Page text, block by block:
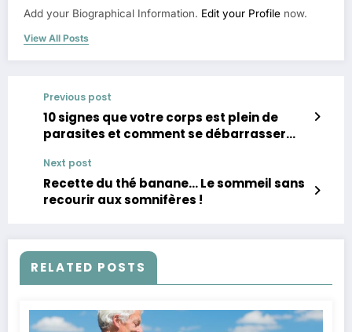
Add your Biographical Information. Edit your Profile now.
View All Posts
Previous post
10 signes que votre corps est plein de
parasites et comment se débarrasser
Next post
Recette du thé banane… Le sommeil sans
recourir aux somnifères !
RELATED POSTS